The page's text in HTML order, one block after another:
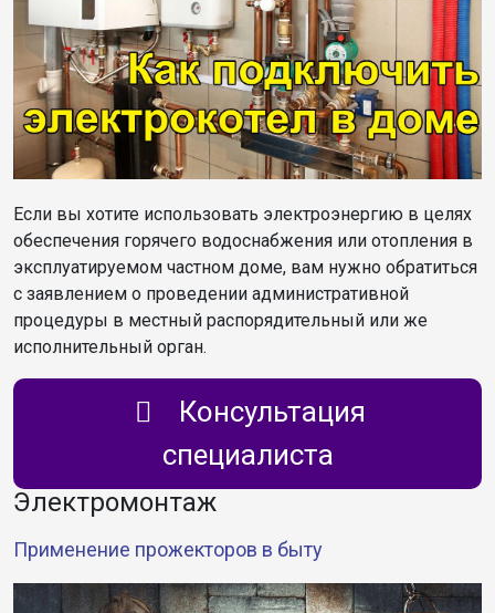
Если вы хотите использовать электроэнергию в целях
обеспечения горячего водоснабжения или отопления в
эксплуатируемом частном доме, вам нужно обратиться
с заявлением о проведении административной
процедуры в местный распорядительный или же
исполнительный орган.
Консультация
специалиста
Электромонтаж
Применение прожекторов в быту